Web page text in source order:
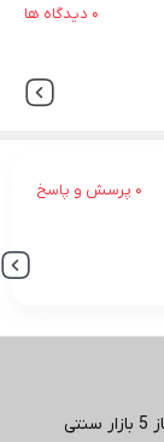
0 دیدگاه ها
0 پرسش و پاسخ
تهران، ستارخان، خیابان صحرایی، میدان صحرایی، فاز 5 بازار سنتی